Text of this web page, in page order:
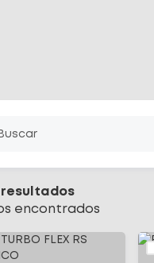
Buscar
resultados
s encontrados